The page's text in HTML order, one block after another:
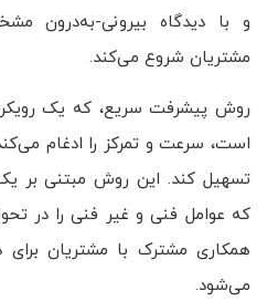
و با دیدگاه بیرونی-به‌درون
مشتریان شروع می‌کند.
روش پیشرفت سریع، که یک
است، سرعت و تمرکز را ادغام
تسهیل کند. این روش مبتنی بر
که عوامل فنی و غیر فنی را در
همکاری مشترک با مشتریان برای
می‌شود.